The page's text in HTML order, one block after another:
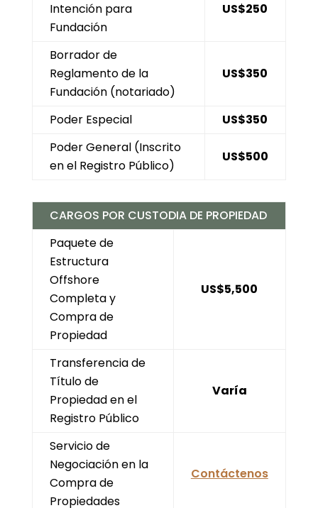
Intención para
Fundación
US$250
Borrador de
Reglamento de la
Fundación (notariado)
US$350
Poder Especial
US$350
Poder General (Inscrito
en el Registro Público)
US$500
CARGOS POR CUSTODIA DE PROPIEDAD
Paquete de
Estructura
Offshore
Completa y
Compra de
Propiedad
US$5,500
Transferencia de
Título de
Propiedad en el
Registro Público
Varía
Servicio de
Negociación en la
Compra de
Propiedades
Contáctenos